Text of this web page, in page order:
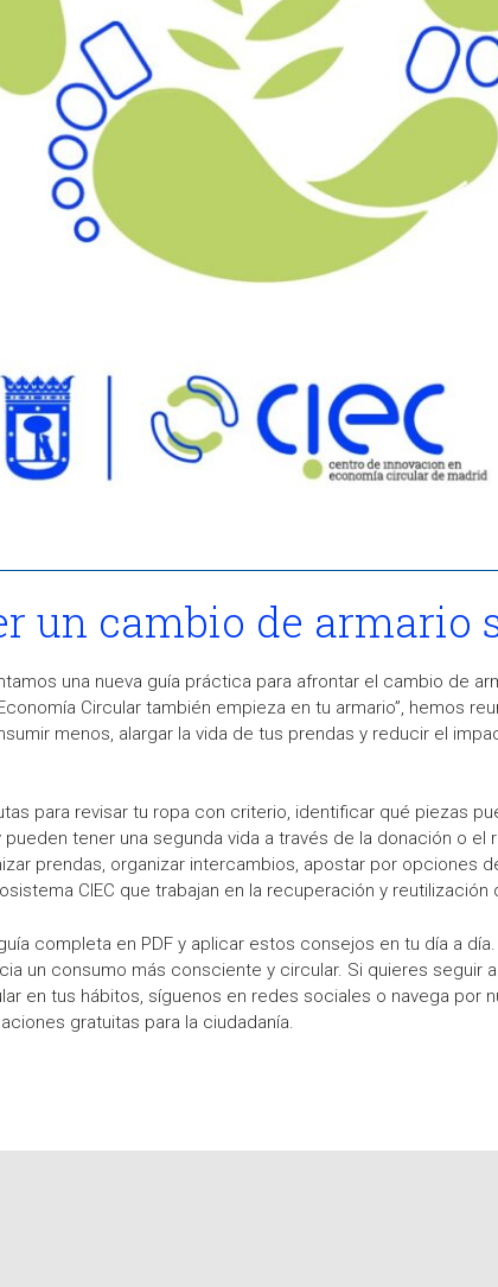
un cambio de armario
una nueva guía práctica para afrontar el cambio de
Circular también empieza en tu armario”, hemos
menos, alargar la vida de tus prendas y reducir el
para revisar tu ropa con criterio, identificar qué piezas
tener una segunda vida a través de la donación o el
prendas, organizar intercambios, apostar por opciones
CIEC que trabajan en la recuperación y reutilización
completa en PDF y aplicar estos consejos en tu día a
un consumo más consciente y circular. Si quieres seguir
en tus hábitos, síguenos en redes sociales o navega por
gratuitas para la ciudadanía.